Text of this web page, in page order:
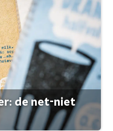
de net-niet